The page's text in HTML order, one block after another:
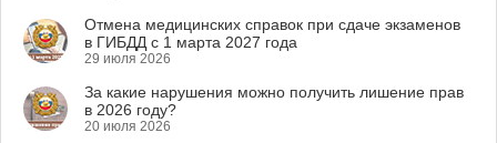
Отмена медицинских справок при сдаче экзаменов
в ГИБДД с 1 марта 2027 года
29 июля 2026
За какие нарушения можно получить лишение прав
в 2026 году?
20 июля 2026